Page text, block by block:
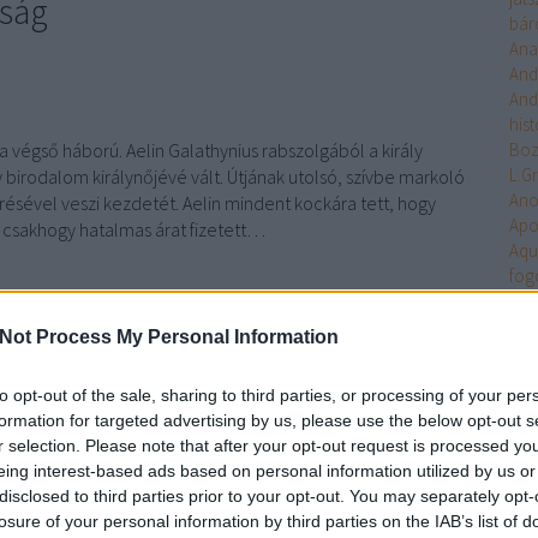
Process My Personal Information
opt-out of the sale, sharing to third parties, or processing of your
for targeted advertising by us, please use the below opt-out
selection. Please note that after your opt-out request is processed
interest-based ads based on personal information utilized by us
to third parties prior to your opt-out. You may separately
of your personal information by third parties on the IAB’s list of
végső háború. Aelin Galathynius rabszolgából a király
birodalom királynőjévé vált. Útjának utolsó, szívbe markoló
veszi kezdetét. Aelin mindent kockára tett, hogy
hatalmas árat fizetett…
TOVÁBB
Szólj hozzá!
fantasy
romantikus YA Könyvmolyképző Maas